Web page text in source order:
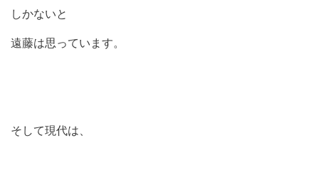
しかないと
遠藤は思っています。
そして現代は、